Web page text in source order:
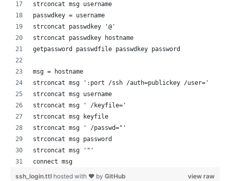
strconcat msg username
passwdkey = username
strconcat passwdkey '@'
strconcat passwdkey hostname
getpassword passwdfile passwdkey password
msg = hostname
strconcat msg ':port /ssh /auth=publickey /user='
strconcat msg username
strconcat msg ' /keyfile='
strconcat msg keyfile
strconcat msg ' /passwd="'
strconcat msg password
strconcat msg '"'
connect msg
view raw
ssh_login.ttl hosted with ❤ by GitHub